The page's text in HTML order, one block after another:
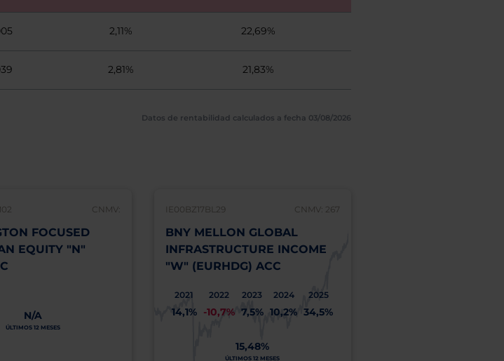
2,11% 22,69%
2,81% 21,83%
Datos de rentabilidad calculados a fecha 03/08/2026
CNMV:
FOCUSED
EQUITY "N"
N/A
ÚLTIMOS 12 MESES
IE00BZ17BL29 CNMV: 267
BNY MELLON GLOBAL
INFRASTRUCTURE INCOME
"W" (EURHDG) ACC
2021
14,1%
2022
-10,7%
2023
7,5%
2024
10,2%
2025
34,5%
15,48%
ÚLTIMOS 12 MESES